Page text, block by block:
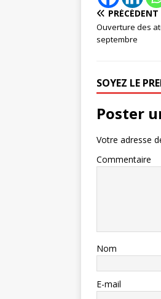
PRÉCÉDENT
Ouverture des
septembre
SOYEZ LE
Poster
Votre adresse
Commentaire
Nom
E-mail